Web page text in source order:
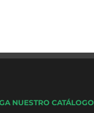
NUESTRO CATÁLOGO